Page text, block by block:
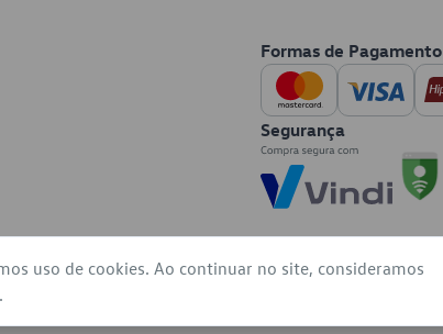
Formas de Pagamento
Segurança
uso de cookies. Ao continuar no site, consideramos
.